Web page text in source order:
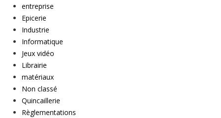
entreprise
Epicerie
Industrie
Informatique
Jeux vidéo
Librairie
matériaux
Non classé
Quincaillerie
Règlementations